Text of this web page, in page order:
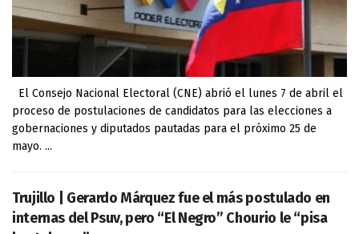
El Consejo Nacional Electoral (CNE) abrió el lunes 7 de abril el
proceso de postulaciones de candidatos para las elecciones a
gobernaciones y diputados pautadas para el próximo 25 de
mayo. ...
Trujillo | Gerardo Márquez fue el más postulado en
internas del Psuv, pero “El Negro” Chourio le “pisa